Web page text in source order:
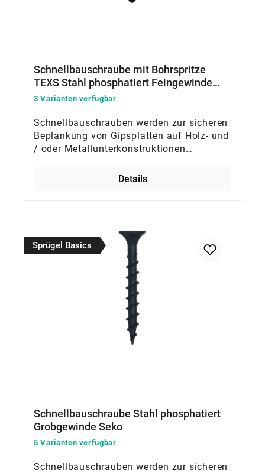
Schnellbauschraube mit Bohrspritze
TEXS Stahl phosphatiert Feingewinde
Seko
3 Varianten verfügbar
Schnellbauschrauben werden zur sicheren
Beplankung von Gipsplatten auf Holz- und
/ oder Metallunterkonstruktionen
Details
Sprügel Basics
Schnellbauschraube Stahl phosphatiert
Grobgewinde Seko
5 Varianten verfügbar
Schnellbauschrauben werden zur sicheren